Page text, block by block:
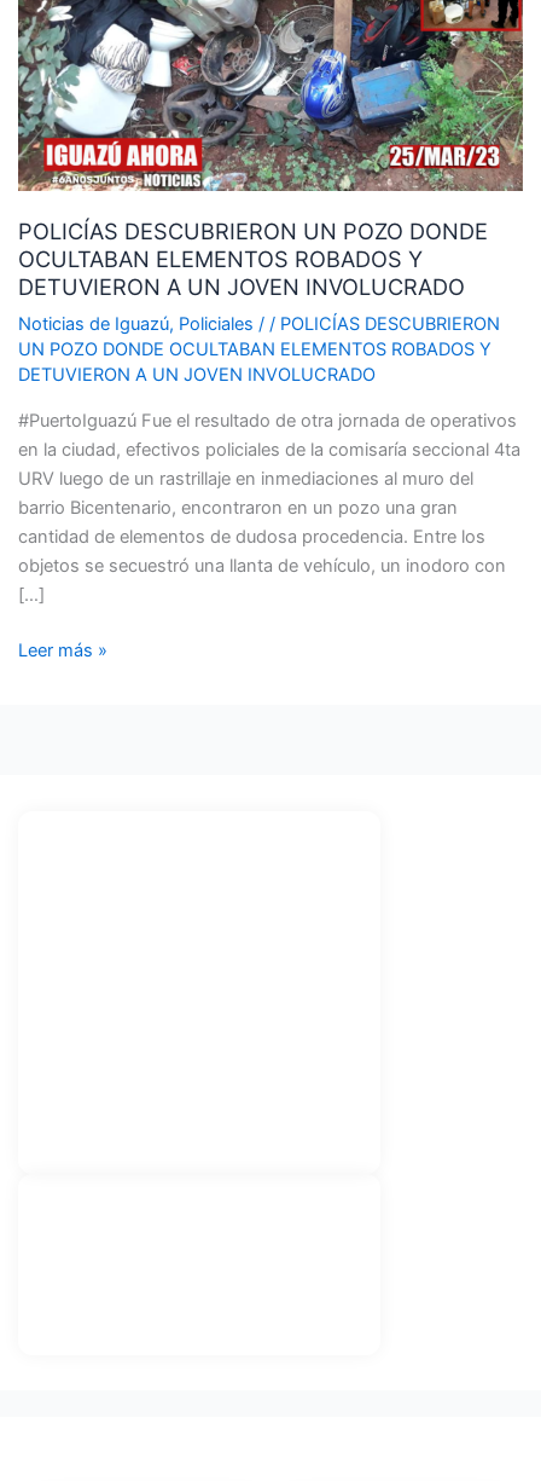
POLICÍAS DESCUBRIERON UN POZO DONDE
OCULTABAN ELEMENTOS ROBADOS Y
DETUVIERON A UN JOVEN INVOLUCRADO
Noticias de Iguazú, Policiales / / POLICÍAS DESCUBRIERON
UN POZO DONDE OCULTABAN ELEMENTOS ROBADOS Y
DETUVIERON A UN JOVEN INVOLUCRADO
#PuertoIguazú Fue el resultado de otra jornada de operativos
en la ciudad, efectivos policiales de la comisaría seccional 4ta
URV luego de un rastrillaje en inmediaciones al muro del
barrio Bicentenario, encontraron en un pozo una gran
cantidad de elementos de dudosa procedencia. Entre los
objetos se secuestró una llanta de vehículo, un inodoro con
[…]
POZO
DONDE
OCULTABAN
ELEMENTOS
ROBADOS
Y
A
UN
JOVEN
INVOLUCRADO
Leer más »